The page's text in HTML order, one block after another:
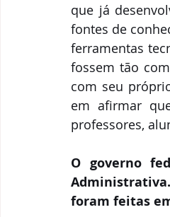
que já
fontes de
ferramentas
fossem tão
com seu
em afirmar
professores,
O governo
foram feitas